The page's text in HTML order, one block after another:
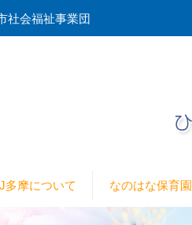
社会福祉事業団
多摩について なのはな保育園